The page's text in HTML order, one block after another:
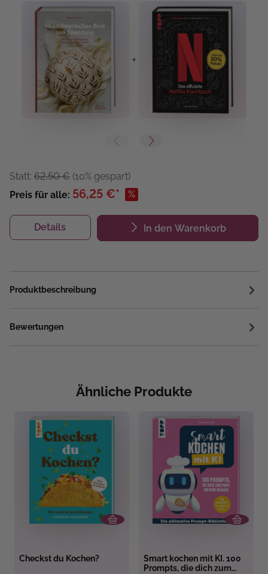
+
Statt: 62,50 € (10% gespart)
Preis für alle: 56,25 €* %
Details In den Warenkorb
Produktbeschreibung
Bewertungen
Ähnliche Produkte
Checkst du Kochen?
Smart kochen mit KI. 100
Prompts, die dich zum